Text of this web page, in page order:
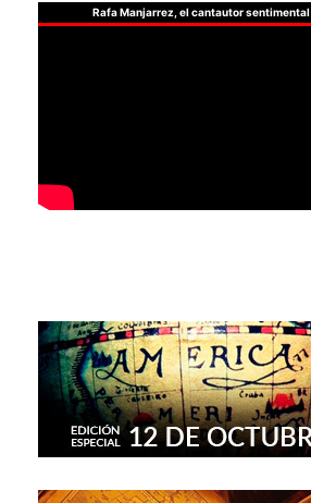
Rafa Manjarrez, el cantautor sentimental